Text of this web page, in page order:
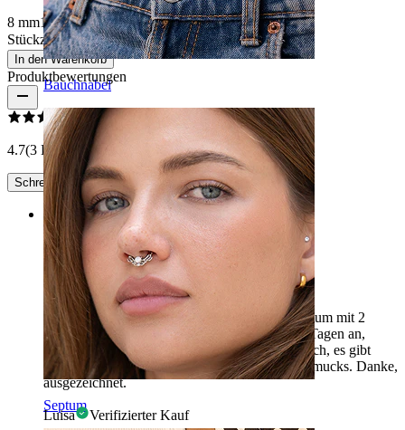
Bauchnabel
Septum
8 mm10 mm
Stückzahl: 1 Ändern
In den Warenkorb
Produktbewertungen
4.7(3 Bewertungen)
Schreibe eine Bewertung
Rating
Italien
Ich schreibe aus Italien, mein Sohn hat das Septum mit 2
Reihen glitzernder Steine bestellt. Es kam in 4 Tagen an,
wunderschön und die Verpackung ist sehr hübsch, es gibt
sogar ein Mikrofasertuch zum Polieren des Schmucks. Danke,
ausgezeichnet.
Luisa Verifizierter Kauf